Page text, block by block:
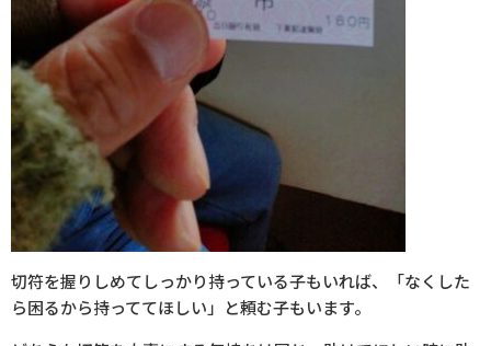
切符を握りしめてしっかり持っている子もいれば、「なくした
ら困るから持っててほしい」と頼む子もいます。